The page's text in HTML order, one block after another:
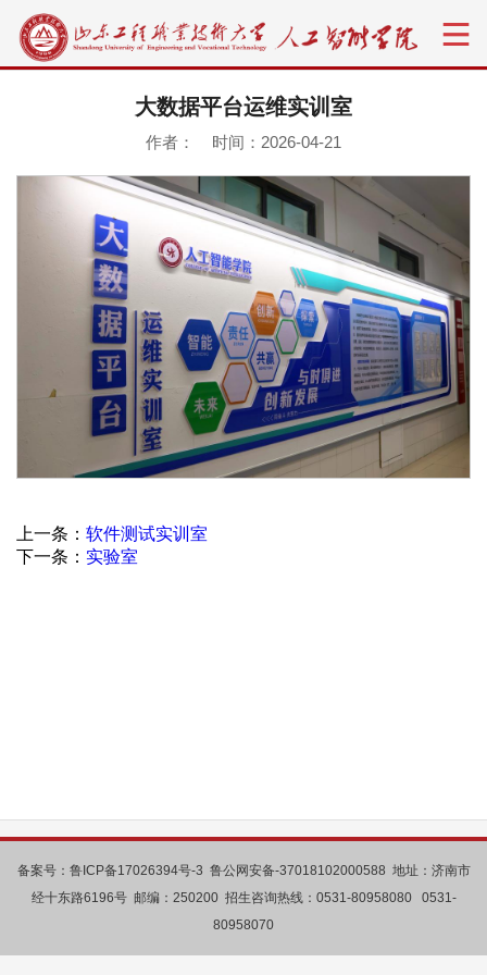
大数据平台运维实训室
作者： 时间：2026-04-21
上一条： 软件测试实训室
下一条： 实验室
备案号：鲁ICP备17026394号-3 鲁公网安备-37018102000588 地址：济南市
经十东路6196号 邮编：250200 招生咨询热线：0531-80958080 0531-
80958070